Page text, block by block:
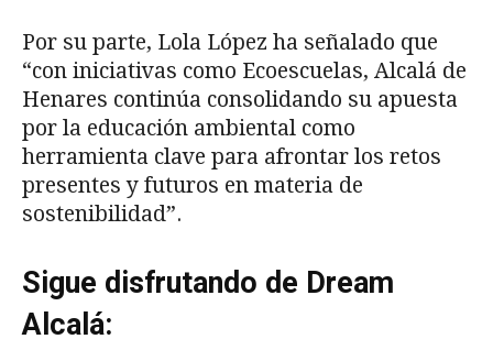
Por su parte, Lola López ha señalado que
“con iniciativas como Ecoescuelas, Alcalá de
Henares continúa consolidando su apuesta
por la educación ambiental como
herramienta clave para afrontar los retos
presentes y futuros en materia de
sostenibilidad”.
Sigue disfrutando de Dream
Alcalá: